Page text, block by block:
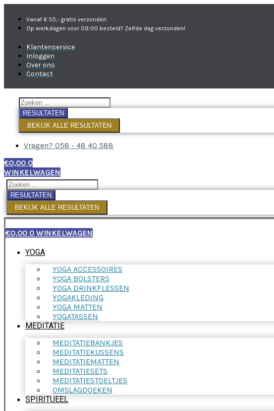
Vanaf € 50,- gratis verzonden
Op werkdagen voor 09:00 besteld? Zelfde dag verzonden!
Klantenservice
Inloggen
Over ons
Contact
RESULTATEN
BEKIJK ALLE RESULTATEN
Vragen? 058 - 48 40 588
€0,00 0
WINKELWAGEN
RESULTATEN
BEKIJK ALLE RESULTATEN
€0,00 0 WINKELWAGEN
YOGA
YOGA ACCESSOIRES
YOGA BOLSTERS
YOGA DRINKFLESSEN
YOGAKLEDING
YOGA MATTEN
YOGATASSEN
MEDITATIE
MEDITATIEBANKJES
MEDITATIEKUSSENS
MEDITATIEMATTEN
MEDITATIESETS
MEDITATIESTOELTJES
OMSLAGDOEKEN
SPIRITUEEL